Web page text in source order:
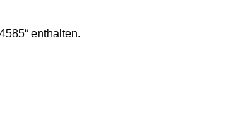
enthalten.